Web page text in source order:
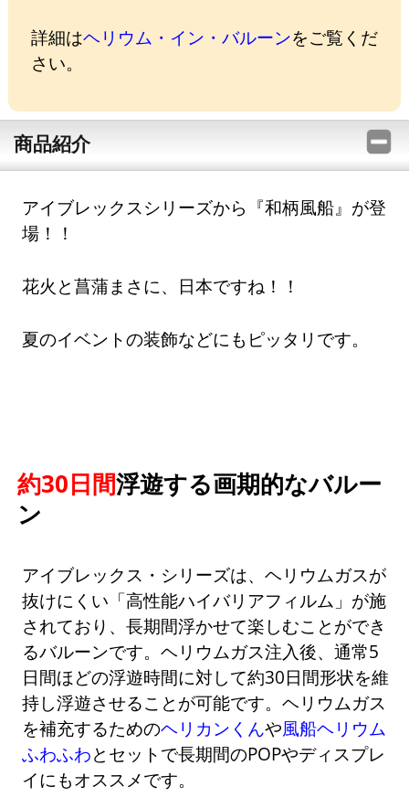
詳細はヘリウム・イン・バルーンをご覧くだ
さい。
商品紹介
アイブレックスシリーズから『和柄風船』が登
場！！
花火と菖蒲まさに、日本ですね！！
夏のイベントの装飾などにもピッタリです。
約30日間浮遊する画期的なバルー
ン
アイブレックス・シリーズは、ヘリウムガスが
抜けにくい「高性能ハイバリアフィルム」が施
されており、長期間浮かせて楽しむことができ
るバルーンです。ヘリウムガス注入後、通常5
日間ほどの浮遊時間に対して約30日間形状を維
持し浮遊させることが可能です。ヘリウムガス
を補充するためのヘリカンくんや風船ヘリウム
ふわふわとセットで長期間のPOPやディスプレ
イにもオススメです。